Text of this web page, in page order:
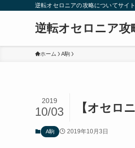
逆転オセロニアの攻略についてサイ
逆転オセロニア攻
ホーム A駒
【オセロ
2019
10/03
A駒 2019年10月3日